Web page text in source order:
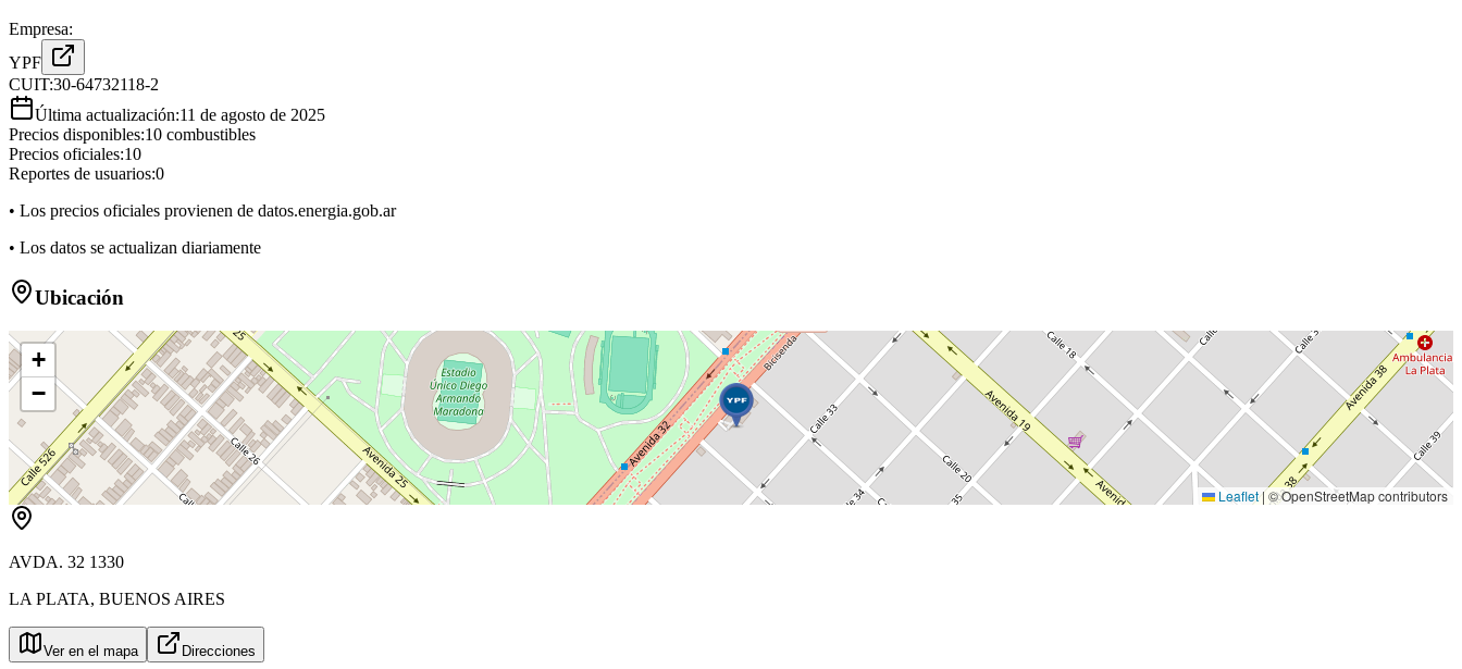
Empresa:
YPF
CUIT:30-64732118-2
Última actualización:11 de agosto de 2025
Precios disponibles:10 combustibles
Precios oficiales:10
Reportes de usuarios:0
• Los precios oficiales provienen de datos.energia.gob.ar
• Los datos se actualizan diariamente
Ubicación
+
−
Leaflet|© OpenStreetMap contributors
AVDA. 32 1330
LA PLATA, BUENOS AIRES
Ver en el mapa Direcciones